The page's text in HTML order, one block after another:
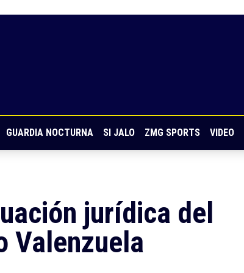
GUARDIA NOCTURNA SI JALO ZMG SPORTS VIDEO
jurídica del
Valenzuela